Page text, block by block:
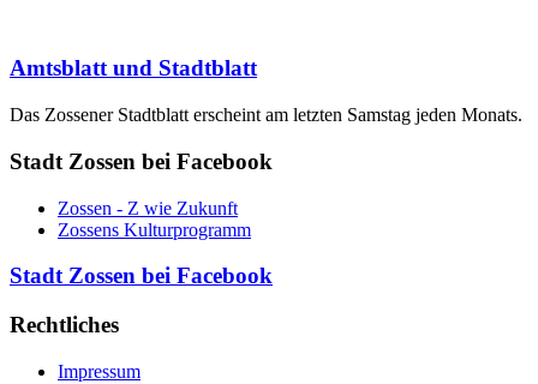
Amtsblatt und Stadtblatt
Das Zossener Stadtblatt erscheint am letzten Samstag jeden Monats.
Stadt Zossen bei Facebook
Zossen - Z wie Zukunft
Zossens Kulturprogramm
Stadt Zossen bei Facebook
Rechtliches
Impressum